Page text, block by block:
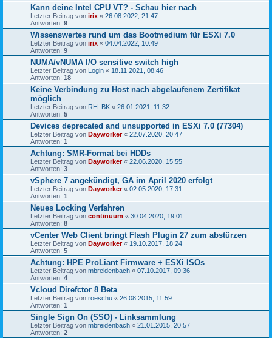
Kann deine Intel CPU VT? - Schau hier nach
Letzter Beitrag von irix « 26.08.2022, 21:47
Antworten: 9
Wissenswertes rund um das Bootmedium für ESXi 7.0
Letzter Beitrag von irix « 04.04.2022, 10:49
Antworten: 9
NUMA/vNUMA I/O sensitive switch high
Letzter Beitrag von Login « 18.11.2021, 08:46
Antworten: 18
Keine Verbindung zu Host nach abgelaufenem Zertifikat
möglich
Letzter Beitrag von RH_BK « 26.01.2021, 11:32
Antworten: 5
Devices deprecated and unsupported in ESXi 7.0 (77304)
Letzter Beitrag von Dayworker« 22.07.2020, 20:47
Antworten: 1
Achtung: SMR-Format bei HDDs
Letzter Beitrag von Dayworker« 22.06.2020, 15:55
Antworten: 3
vSphere 7 angekündigt, GA im April 2020 erfolgt
Letzter Beitrag von Dayworker« 02.05.2020, 17:31
Antworten: 1
Neues Locking Verfahren
Letzter Beitrag von continuum « 30.04.2020, 19:01
Antworten: 8
vCenter Web Client bringt Flash Plugin 27 zum abstürzen
Letzter Beitrag von Dayworker« 19.10.2017, 18:24
Antworten: 5
Achtung: HPE ProLiant Firmware + ESXi ISOs
Letzter Beitrag von mbreidenbach « 07.10.2017, 09:36
Antworten: 4
Vcloud Direfctor 8 Beta
Letzter Beitrag von roeschu « 26.08.2015, 11:59
Antworten: 1
Single Sign On (SSO) - Linksammlung
Letzter Beitrag von mbreidenbach « 21.01.2015, 20:57
Antworten: 2